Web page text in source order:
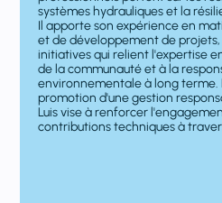
systèmes hydrauliques et la
Il apporte son expérience en
et de développement de
initiatives qui relient l'expertise
de la communauté et à la
environnementale à long terme.
promotion d'une gestion
Luis vise à renforcer
contributions techniques à